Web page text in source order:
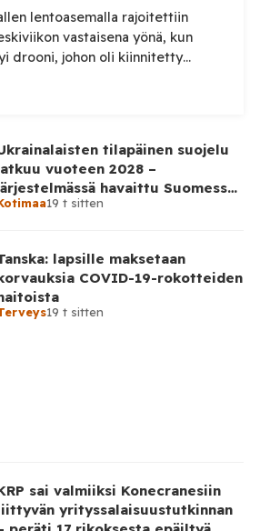
lentoasemalla rajoitettiin
vastaisena yönä, kun
drooni, johon oli kiinnitetty
Saksan viranomaiset tutkivat
läheltä ukrainalaista
ns. esikentältä. Löytyneessä
massaa sisältänyt pakkaus
osa. Poliisi ei ole
yksityiskohtia, mutta […]
tilapäinen suojelu
vuoteen 2028 –
havaittu Suomessa
väärinkäytösyrityksiä
19 t sitten
lapsille maksetaan
COVID-19-rokotteiden
19 t sitten
sai valmiiksi Konecranesiin
yrityssalaisuustutkinnan